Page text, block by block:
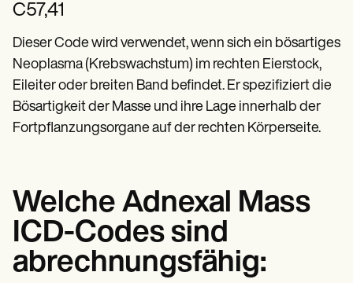
C57,41
Dieser Code wird verwendet, wenn sich ein bösartiges
Neoplasma (Krebswachstum) im rechten Eierstock,
Eileiter oder breiten Band befindet. Er spezifiziert die
Bösartigkeit der Masse und ihre Lage innerhalb der
Fortpflanzungsorgane auf der rechten Körperseite.
Welche Adnexal Mass
ICD-Codes sind
abrechnungsfähig: